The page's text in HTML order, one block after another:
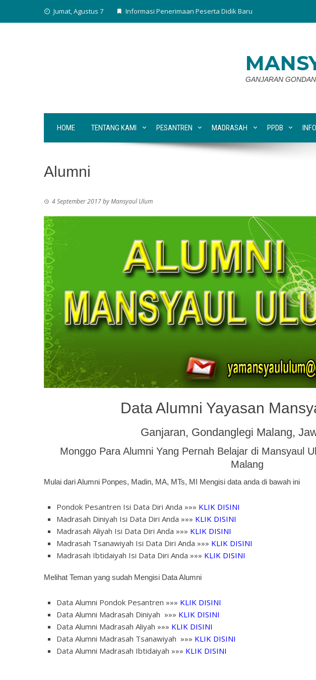
Jumat, Agustus 7 Informasi Penerimaan Peserta Didik Baru
GANJARAN
HOME TENTANG KAMI PESANTREN MADRASAH PPDB
Alumni
4 September 2017byMansyaul Ulum
Data Alumni Yayasan
Ganjaran, Gondanglegi Malang,
Monggo Para Alumni Yang Pernah Belajar di Mansyaul
Malang
Mulai dari Alumni Ponpes, Madin, MA, MTs, MI Mengisi data anda di bawah ini
Pondok Pesantren Isi Data Diri Anda »»» KLIK DISINI
Madrasah Diniyah Isi Data Diri Anda »»» KLIK DISINI
Madrasah Aliyah Isi Data Diri Anda »»» KLIK DISINI
Madrasah Tsanawiyah Isi Data Diri Anda »»» KLIK DISINI
Madrasah Ibtidaiyah Isi Data Diri Anda »»» KLIK DISINI
Melihat Teman yang sudah Mengisi Data Alumni
Data Alumni Pondok Pesantren »»» KLIK DISINI
Data Alumni Madrasah Diniyah »»» KLIK DISINI
Data Alumni Madrasah Aliyah »»» KLIK DISINI
Data Alumni Madrasah Tsanawiyah »»» KLIK DISINI
Data Alumni Madrasah Ibtidaiyah »»» KLIK DISINI